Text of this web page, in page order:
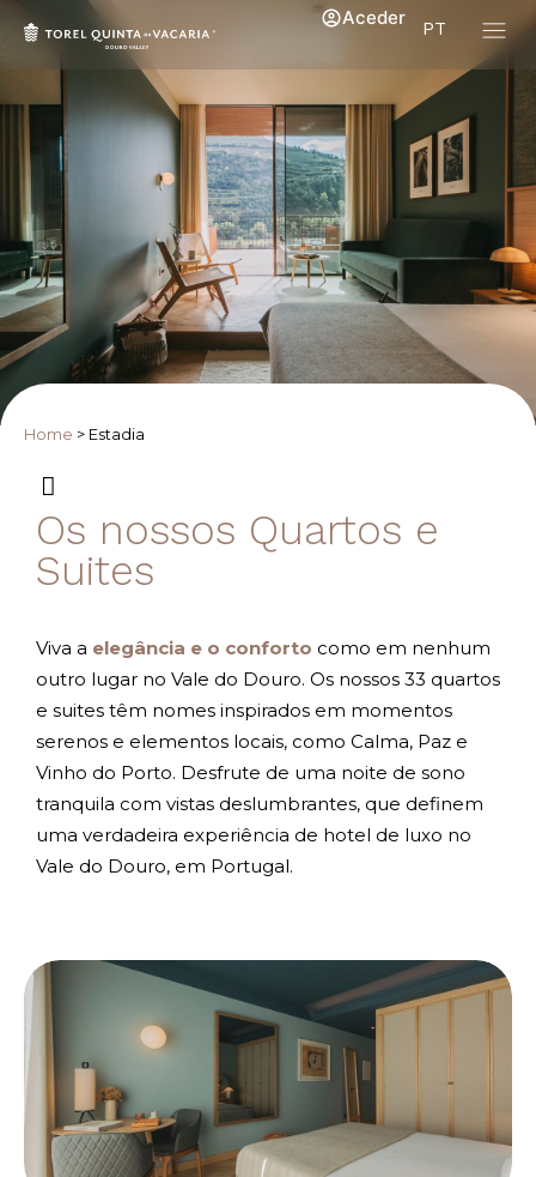
PT
Aceder
Home > Estadia
Os nossos Quartos e
Suites
Viva a elegância e o conforto como em nenhum
outro lugar no Vale do Douro. Os nossos 33 quartos
e suites têm nomes inspirados em momentos
serenos e elementos locais, como Calma, Paz e
Vinho do Porto. Desfrute de uma noite de sono
tranquila com vistas deslumbrantes, que definem
uma verdadeira experiência de hotel de luxo no
Vale do Douro, em Portugal.